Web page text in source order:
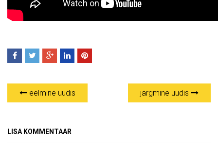
eelmine uudis järgmine uudis
LISA KOMMENTAAR